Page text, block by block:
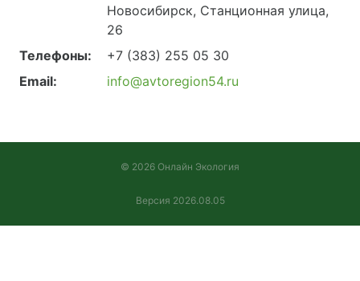
Новосибирск, Станционная улица,
26
Телефоны:
+7 (383) 255 05 30
Email:
info@avtoregion54.ru
© 2026 Онлайн Экология
Версия 2026.08.05